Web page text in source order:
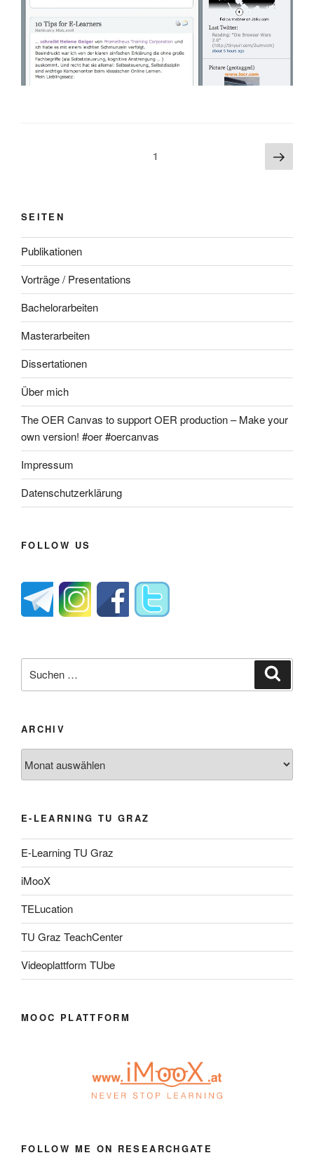
1
Seite
SEITEN
Publikationen
Vorträge / Presentations
Bachelorarbeiten
Masterarbeiten
Dissertationen
Über mich
The OER Canvas to support OER production – Make your
own version! #oer #oercanvas
Impressum
Datenschutzerklärung
FOLLOW US
nach:
ARCHIV
E-LEARNING TU GRAZ
E-Learning TU Graz
iMooX
TELucation
TU Graz TeachCenter
Videoplattform TUbe
MOOC PLATTFORM
FOLLOW ME ON RESEARCHGATE